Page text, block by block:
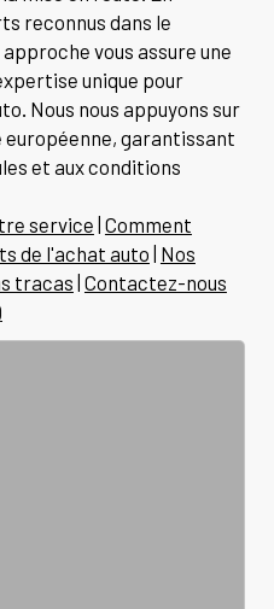
reconnus dans le
vous assure une
unique pour
Nous nous appuyons sur
européenne, garantissant
et aux conditions
service | Comment
de l'achat auto | Nos
tracas | Contactez-nous